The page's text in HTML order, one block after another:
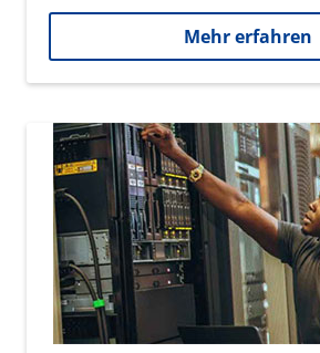
Mehr erfahren